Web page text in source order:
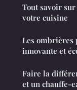
Tout savoir
votre cuisine
Les ombrières
innovante et
Faire la
et un chauffe-